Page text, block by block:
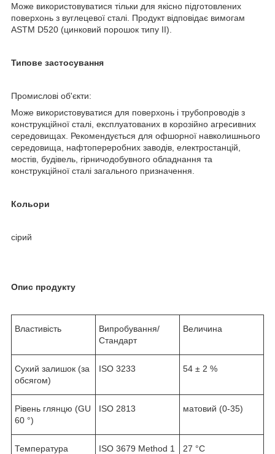
Може використовуватися тільки для якісно підготовлених
поверхонь з вуглецевої сталі. Продукт відповідає вимогам
ASTM D520 (цинковий порошок типу II).
Типове застосування
Промислові об'єкти:
Може використовуватися для поверхонь і трубопроводів з
конструкційної сталі, експлуатованих в корозійно агресивних
середовищах. Рекомендується для офшорної навколишнього
середовища, нафтопереробних заводів, електростанцій,
мостів, будівель, гірничодобувного обладнання та
конструкційної сталі загального призначення.
Кольори
сірий
Опис продукту
Властивість
Випробування/
Стандарт
Величина
Сухий залишок (за
обсягом)
ISO 3233 54 ± 2 %
Рівень глянцю (GU
60 °)
ISO 2813 матовий (0-35)
Температура
ISO 3679 Method 1 27 °C